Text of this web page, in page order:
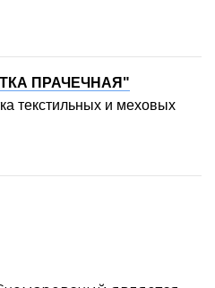
ПРАЧЕЧНАЯ"
текстильных и меховых
базовых
услуг вас